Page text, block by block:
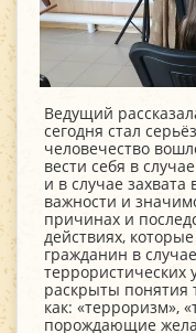
Ведущий
сегодня стал
человечество
вести себя в
и в случае
важности и
причинах и
действиях,
гражданин в
террористических
раскрыты понятия
как: «терроризм»,
порождающие